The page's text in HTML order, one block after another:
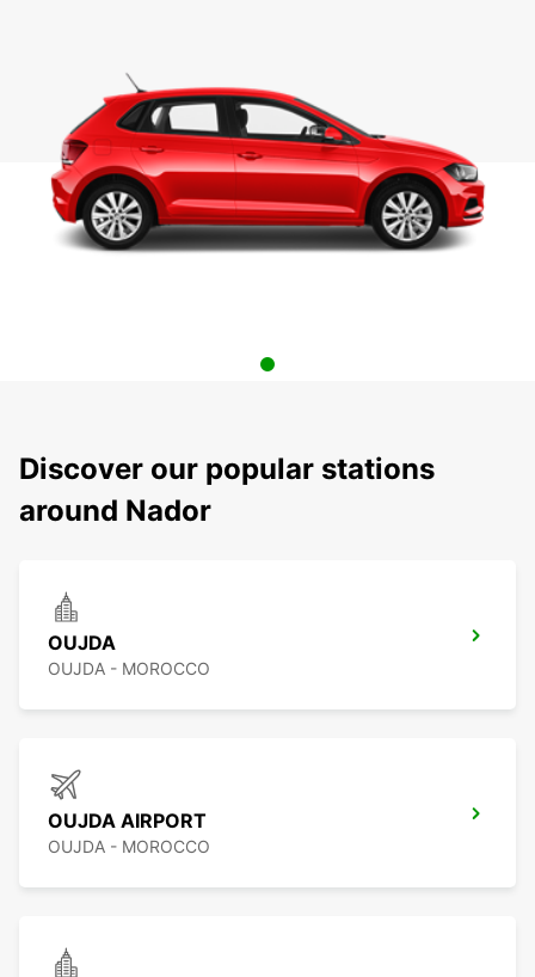
Discover our popular stations
around Nador
OUJDA
OUJDA - MOROCCO
OUJDA AIRPORT
OUJDA - MOROCCO